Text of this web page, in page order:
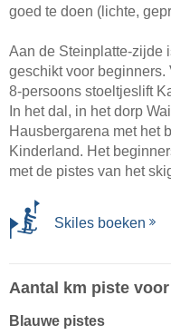
goed te doen (lichte,
Aan de Steinplatte-zijde
geschikt voor
8-persoons stoeltjeslift
In het dal, in het dorp
Hausbergarena met het
Kinderland. Het
met de pistes van het
Skiles boeken
Aantal km piste
Blauwe pistes